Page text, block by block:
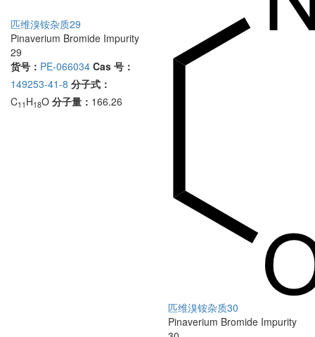
匹维溴铵杂质29
Pinaverium Bromide Impurity
29
货号： PE-066034 Cas 号：
149253-41-8 分子式：
C11 H18O 分子量： 166.26
匹维溴铵杂质30
Pinaverium Bromide Impurity